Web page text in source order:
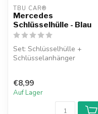
TBU CAR®
Mercedes
Schlüsselhülle - Blau
Set: Schlüsselhülle +
Schlüsselanhänger
€8,99
Auf Lager